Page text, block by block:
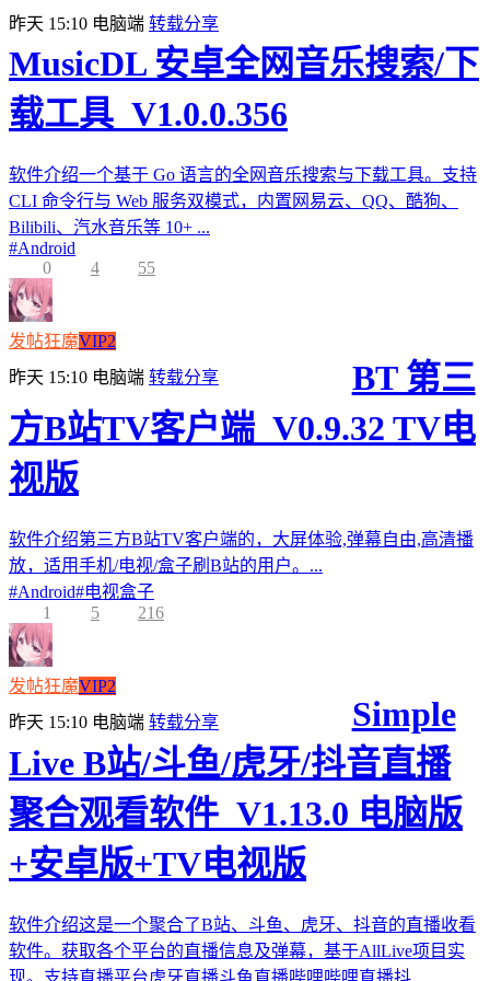
昨天 15:10 电脑端 转载分享
MusicDL 安卓全网音乐搜索/下
载工具_V1.0.0.356
软件介绍一个基于 Go 语言的全网音乐搜索与下载工具。支持
CLI 命令行与 Web 服务双模式，内置网易云、QQ、酷狗、
Bilibili、汽水音乐等 10+ ...
#Android
0
4 55
发帖狂魔VIP2
昨天 15:10 电脑端 转载分享
BT 第三
方B站TV客户端_V0.9.32 TV电
视版
软件介绍第三方B站TV客户端的，大屏体验,弹幕自由,高清播
放，适用手机/电视/盒子刷B站的用户。...
#Android#电视盒子
1
5 216
发帖狂魔VIP2
昨天 15:10 电脑端 转载分享
Simple
Live B站/斗鱼/虎牙/抖音直播
聚合观看软件_V1.13.0 电脑版
+安卓版+TV电视版
软件介绍这是一个聚合了B站、斗鱼、虎牙、抖音的直播收看
软件。获取各个平台的直播信息及弹幕，基于AllLive项目实
现。支持直播平台虎牙直播斗鱼直播哔哩哔哩直播抖...